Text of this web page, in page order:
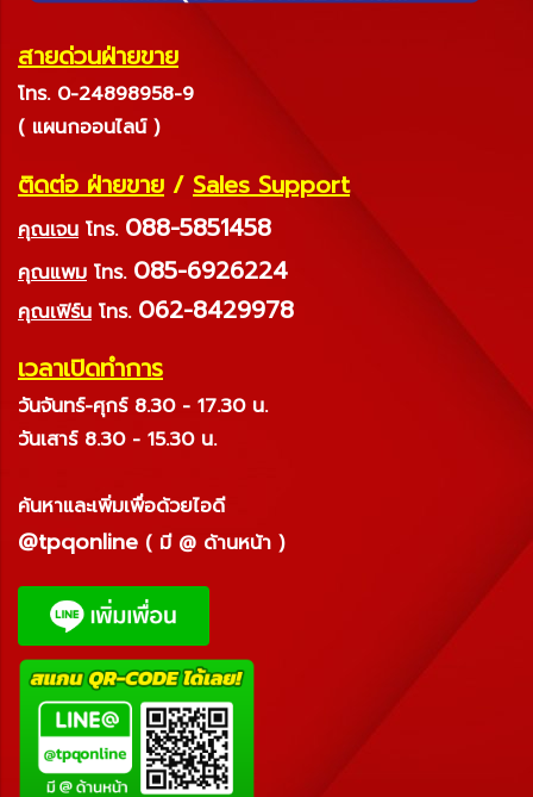
สายด่วนฝ่ายขาย
โทร. 0-24898958-9
( แผนกออนไลน์ )
ติดต่อ ฝ่ายขาย / Sales Support
คุณเจน โทร. 088-5851458
คุณแพม โทร. 085-6926224
คุณเฟิร์น โทร. 062-8429978
เวลาเปิดทำการ
วันจันทร์-ศุกร์ 8.30 - 17.30 น.
วันเสาร์ 8.30 - 15.30 น.
ค้นหาและเพิ่มเพื่อด้วยไอดี
@tpqonline ( มี @ ด้านหน้า )